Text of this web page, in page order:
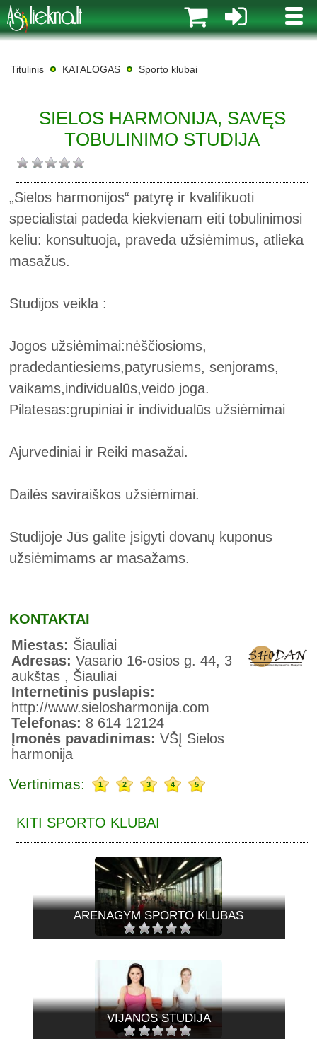
MENIU
Titulinis KATALOGAS Sporto klubai
SIELOS HARMONIJA, SAVĘS
TOBULINIMO STUDIJA
„Sielos harmonijos“ patyrę ir kvalifikuoti
specialistai padeda kiekvienam eiti tobulinimosi
keliu: konsultuoja, praveda užsiėmimus, atlieka
masažus.
Studijos veikla :
Jogos užsiėmimai:nėščiosioms,
pradedantiesiems,patyrusiems, senjorams,
vaikams,individualūs,veido joga.
Pilatesas:grupiniai ir individualūs užsiėmimai
Ajurvediniai ir Reiki masažai.
Dailės saviraiškos užsiėmimai.
Studijoje Jūs galite įsigyti dovanų kuponus
užsiėmimams ar masažams.
KONTAKTAI
Miestas: Šiauliai
Adresas:Vasario 16-osios g. 44, 3
aukštas , Šiauliai
Internetinis puslapis:
http://www.sielosharmonija.com
Telefonas: 8 614 12124
Įmonės pavadinimas:VŠĮ Sielos
harmonija
Vertinimas: 1 2 3 4 5
KITI SPORTO KLUBAI
ARENAGYM SPORTO KLUBAS
VIJANOS STUDIJA